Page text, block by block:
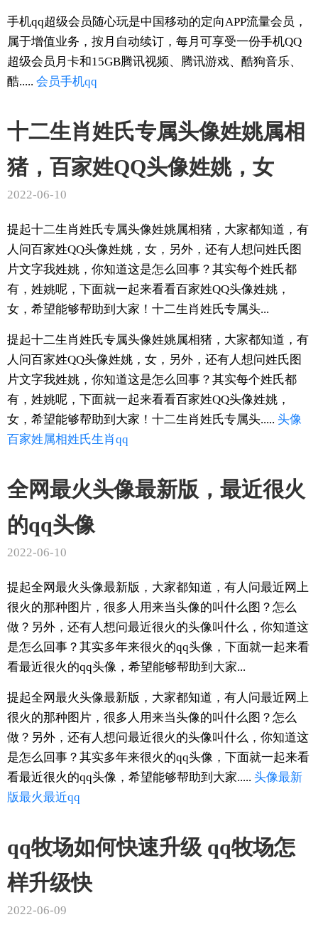
手机qq超级会员随心玩是中国移动的定向APP流量会员，
属于增值业务，按月自动续订，每月可享受一份手机QQ
超级会员月卡和15GB腾讯视频、腾讯游戏、酷狗音乐、
酷..... 会员手机qq
十二生肖姓氏专属头像姓姚属相
猪，百家姓QQ头像姓姚，女
2022-06-10
提起十二生肖姓氏专属头像姓姚属相猪，大家都知道，有
人问百家姓QQ头像姓姚，女，另外，还有人想问姓氏图
片文字我姓姚，你知道这是怎么回事？其实每个姓氏都
有，姓姚呢，下面就一起来看看百家姓QQ头像姓姚，
女，希望能够帮助到大家！十二生肖姓氏专属头...
提起十二生肖姓氏专属头像姓姚属相猪，大家都知道，有
人问百家姓QQ头像姓姚，女，另外，还有人想问姓氏图
片文字我姓姚，你知道这是怎么回事？其实每个姓氏都
有，姓姚呢，下面就一起来看看百家姓QQ头像姓姚，
女，希望能够帮助到大家！十二生肖姓氏专属头..... 头像
百家姓属相姓氏生肖qq
全网最火头像最新版，最近很火
的qq头像
2022-06-10
提起全网最火头像最新版，大家都知道，有人问最近网上
很火的那种图片，很多人用来当头像的叫什么图？怎么
做？另外，还有人想问最近很火的头像叫什么，你知道这
是怎么回事？其实多年来很火的qq头像，下面就一起来看
看最近很火的qq头像，希望能够帮助到大家...
提起全网最火头像最新版，大家都知道，有人问最近网上
很火的那种图片，很多人用来当头像的叫什么图？怎么
做？另外，还有人想问最近很火的头像叫什么，你知道这
是怎么回事？其实多年来很火的qq头像，下面就一起来看
看最近很火的qq头像，希望能够帮助到大家..... 头像最新
版最火最近qq
qq牧场如何快速升级 qq牧场怎
样升级快
2022-06-09